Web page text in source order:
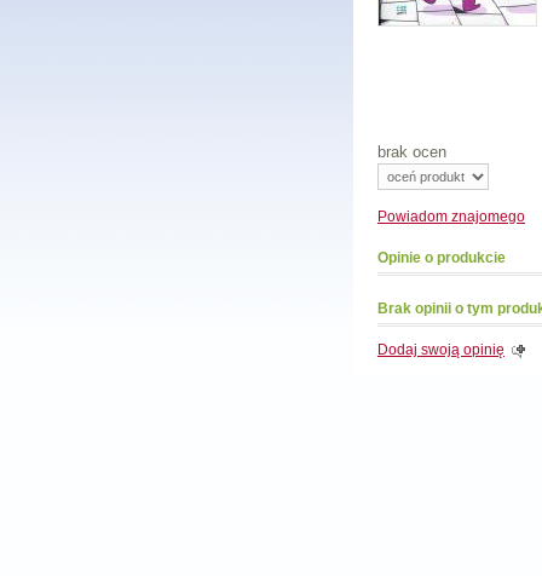
brak ocen
Powiadom znajomego
Opinie o produkcie
Brak opinii o tym
Dodaj swoją opinię